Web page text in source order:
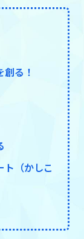
る！
ト（かしこ